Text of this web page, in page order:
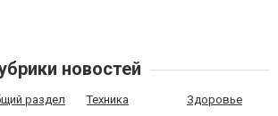
новостей
раздел Техника Здоровье